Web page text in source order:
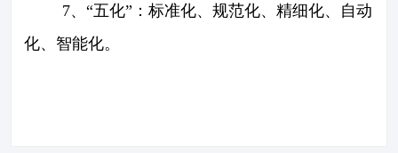
7、“五化”：标准化、规范化、精细化、自动
化、智能化。